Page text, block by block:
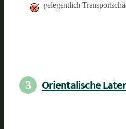
gelegentlich
3 Orientalische